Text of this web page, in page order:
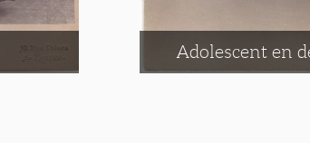
Adolescent en